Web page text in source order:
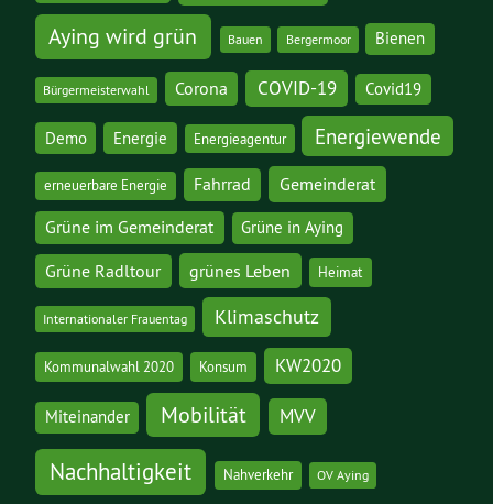
Aying wird grün Bauen Bergermoor Bienen
Bürgermeisterwahl Corona COVID-19 Covid19
Demo Energie Energieagentur Energiewende
erneuerbare Energie Fahrrad Gemeinderat
Grüne im Gemeinderat Grüne in Aying
Grüne Radltour grünes Leben Heimat
Internationaler Frauentag Klimaschutz
Kommunalwahl 2020 Konsum KW2020
Miteinander Mobilität MVV
Nachhaltigkeit Nahverkehr OV Aying